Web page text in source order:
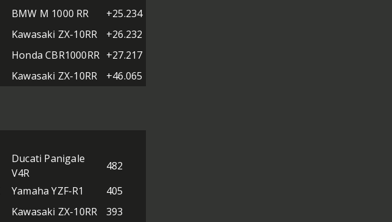
BMW M 1000 RR
+25.234
Kawasaki ZX-10RR
+26.232
Honda CBR1000RR +27.217
Kawasaki ZX-10RR +46.065
Ducati Panigale
V4R
482
Yamaha YZF-R1
405
Kawasaki ZX-10RR
393